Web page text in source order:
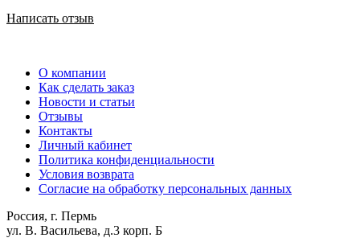
Написать отзыв
О компании
Как сделать заказ
Новости и статьи
Отзывы
Контакты
Личный кабинет
Политика конфиденциальности
Условия возврата
Согласие на обработку персональных данных
Россия, г. Пермь
ул. В. Васильева, д.3 корп. Б